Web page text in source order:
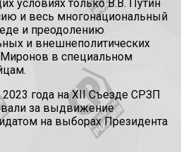
условиях только В.В. Путин
и весь многонациональный
и преодолению
и внешнеполитических
Миронов в специальном
года на XII Съезде СРЗП
за выдвижение
на выборах Президента